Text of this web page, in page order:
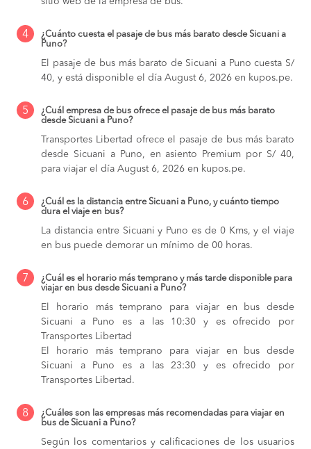
4
¿Cuánto cuesta el pasaje de bus más barato desde Sicuani a
Puno?
El pasaje de bus más barato de Sicuani a Puno cuesta S/
40, y está disponible el día August 6, 2026 en kupos.pe.
5
¿Cuál empresa de bus ofrece el pasaje de bus más barato
desde Sicuani a Puno?
Transportes Libertad ofrece el pasaje de bus más barato
desde Sicuani a Puno, en asiento Premium por S/ 40,
para viajar el día August 6, 2026 en kupos.pe.
6
¿Cuál es la distancia entre Sicuani a Puno, y cuánto tiempo
dura el viaje en bus?
La distancia entre Sicuani y Puno es de 0 Kms, y el viaje
en bus puede demorar un mínimo de 00 horas.
7
¿Cuál es el horario más temprano y más tarde disponible para
viajar en bus desde Sicuani a Puno?
El horario más temprano para viajar en bus desde
Sicuani a Puno es a las 10:30 y es ofrecido por
Transportes Libertad
El horario más temprano para viajar en bus desde
Sicuani a Puno es a las 23:30 y es ofrecido por
Transportes Libertad.
8
¿Cuáles son las empresas más recomendadas para viajar en
bus de Sicuani a Puno?
Según los comentarios y calificaciones de los usuarios